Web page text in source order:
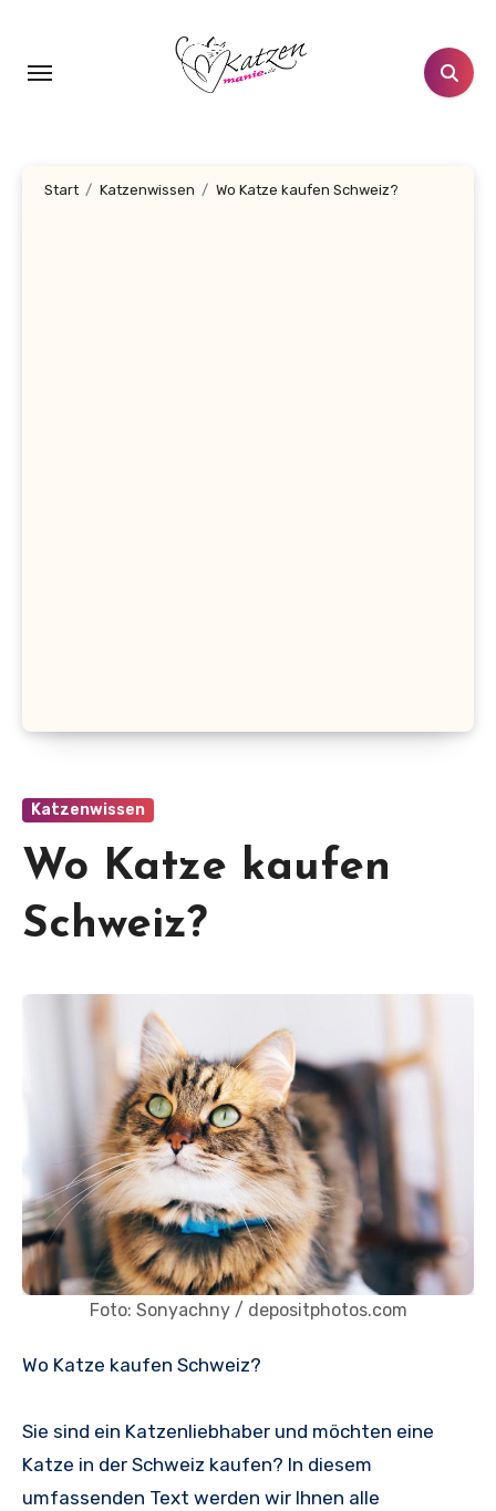
springen
Start Katzenwissen Wo Katze kaufen Schweiz?
Katzenwissen
Wo Katze kaufen
Schweiz?
Foto: Sonyachny / depositphotos.com
Wo Katze kaufen Schweiz?
Sie sind ein Katzenliebhaber und möchten eine
Katze in der Schweiz kaufen? In diesem
umfassenden Text werden wir Ihnen alle